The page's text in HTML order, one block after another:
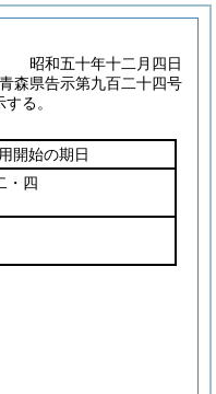
昭和五十年十二月四日
青森県告示第九百二十四号
る。
開始の期日
・四